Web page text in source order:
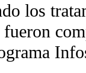
los
fueron